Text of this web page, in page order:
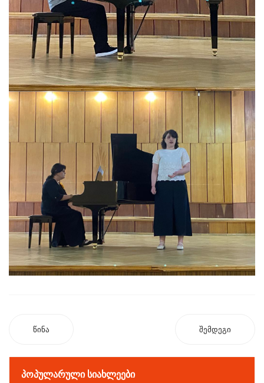
წინა შემდეგი
ᲞᲝᲞᲣᲚᲐᲠᲣᲚᲘ ᲡᲘᲐᲮᲚᲔᲔᲑᲘ